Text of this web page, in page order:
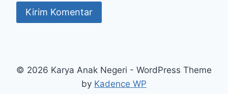
© 2026 Karya Anak Negeri - WordPress Theme
by Kadence WP